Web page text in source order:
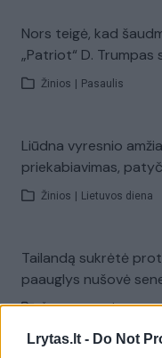
Lrytas.lt - Do Not
Nors teigė, kad
„Patriot“ D.
Žinios Pasaulis
Liūdna vyresnio
priekabiavimas,
Žinios Lietuvos diena
Tailandą sukrėtė
paauglys nušovė
Žinios | Pasaulis